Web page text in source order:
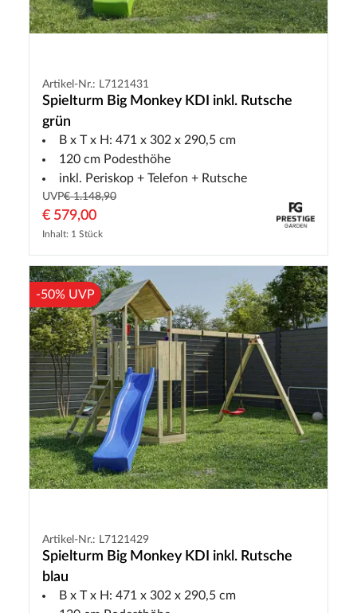
Artikel-Nr.: L7121431
Spielturm Big Monkey KDI inkl. Rutsche
grün
B x T x H: 471 x 302 x 290,5 cm
120 cm Podesthöhe
inkl. Periskop + Telefon + Rutsche
UVP€ 1.148,90
€ 579,00
Inhalt: 1 Stück
-50% UVP
Artikel-Nr.: L7121429
Spielturm Big Monkey KDI inkl. Rutsche
blau
B x T x H: 471 x 302 x 290,5 cm